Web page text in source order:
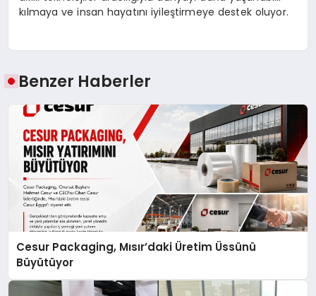
kılmaya ve insan hayatını iyileştirmeye destek oluyor.
Benzer Haberler
Cesur Packaging, Mısır’daki Üretim Üssünü
Büyütüyor